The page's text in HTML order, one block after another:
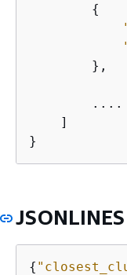
{
        },
        ....
    ]
}
{